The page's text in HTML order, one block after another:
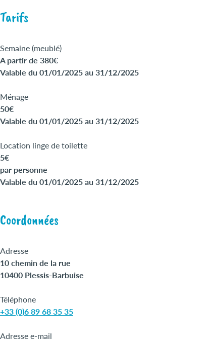
Tarifs
Semaine (meublé)
A partir de 380€
Valable du 01/01/2025 au 31/12/2025
Ménage
50€
Valable du 01/01/2025 au 31/12/2025
Location linge de toilette
5€
par personne
Valable du 01/01/2025 au 31/12/2025
Coordonnées
Adresse
10 chemin de la rue
10400 Plessis-Barbuise
Téléphone
+33 (0)6 89 68 35 35
Adresse e-mail